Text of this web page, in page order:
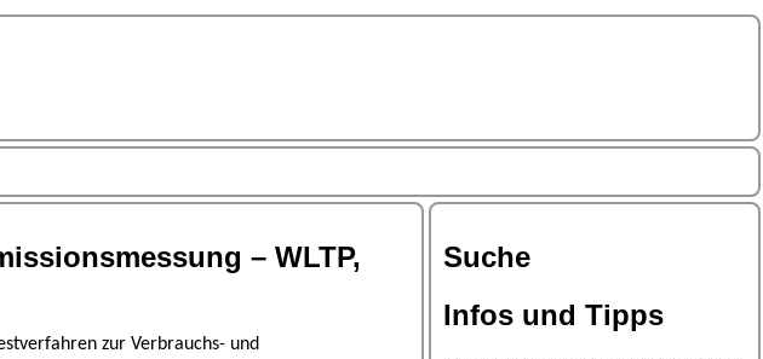
– WLTP,
zur Verbrauchs- und
Suche
Infos und Tipps